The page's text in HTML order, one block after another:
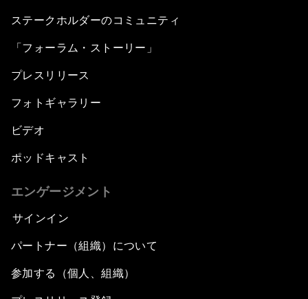
ステークホルダーのコミュニティ
「フォーラム・ストーリー」
プレスリリース
フォトギャラリー
ビデオ
ポッドキャスト
エンゲージメント
サインイン
パートナー（組織）について
参加する（個人、組織）